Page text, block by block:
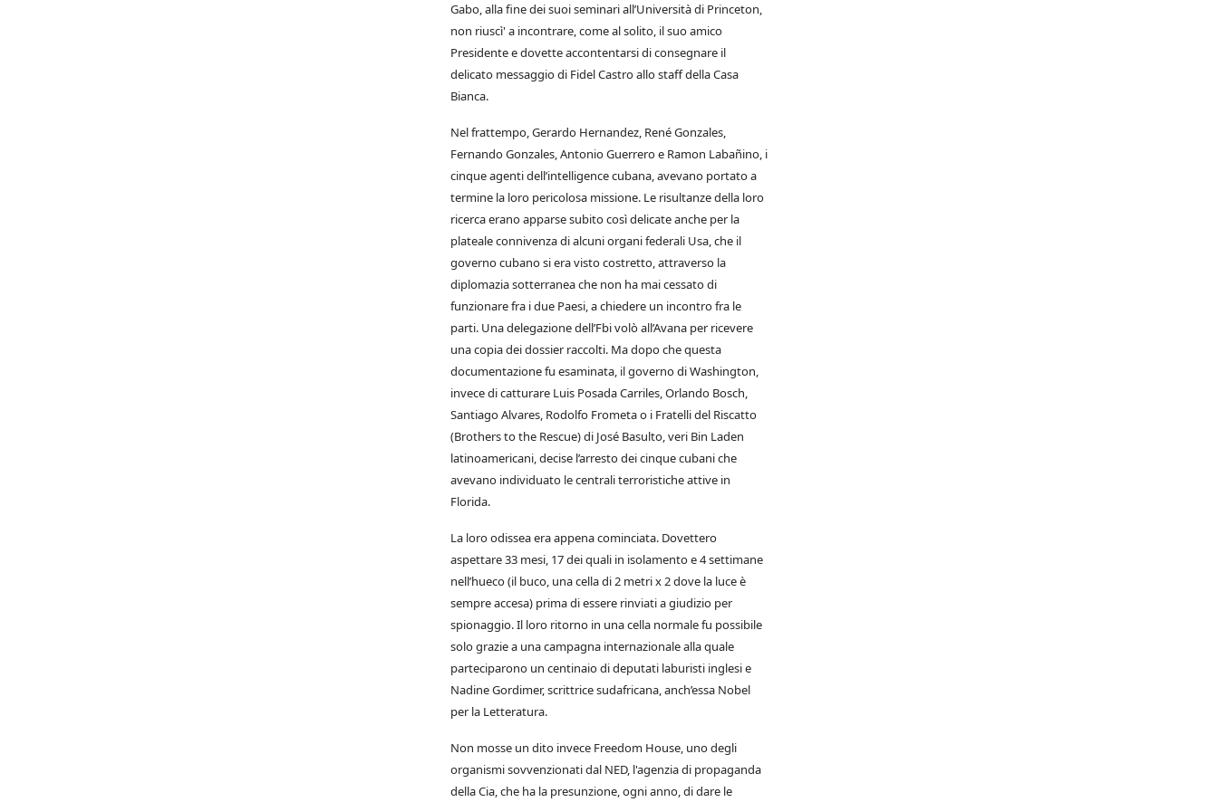
Gabo, alla fine dei suoi seminari all’Università di Princeton,
non riuscì' a incontrare, come al solito, il suo amico
Presidente e dovette accontentarsi di consegnare il
delicato messaggio di Fidel Castro allo staff della Casa
Bianca.
Nel frattempo, Gerardo Hernandez, René Gonzales,
Fernando Gonzales, Antonio Guerrero e Ramon Labañino, i
cinque agenti dell’intelligence cubana, avevano portato a
termine la loro pericolosa missione. Le risultanze della loro
ricerca erano apparse subito così delicate anche per la
plateale connivenza di alcuni organi federali Usa, che il
governo cubano si era visto costretto, attraverso la
diplomazia sotterranea che non ha mai cessato di
funzionare fra i due Paesi, a chiedere un incontro fra le
parti. Una delegazione dell’Fbi volò all’Avana per ricevere
una copia dei dossier raccolti. Ma dopo che questa
documentazione fu esaminata, il governo di Washington,
invece di catturare Luis Posada Carriles, Orlando Bosch,
Santiago Alvares, Rodolfo Frometa o i Fratelli del Riscatto
(Brothers to the Rescue) di José Basulto, veri Bin Laden
latinoamericani, decise l’arresto dei cinque cubani che
avevano individuato le centrali terroristiche attive in
Florida.
La loro odissea era appena cominciata. Dovettero
aspettare 33 mesi, 17 dei quali in isolamento e 4 settimane
nell’hueco (il buco, una cella di 2 metri x 2 dove la luce è
sempre accesa) prima di essere rinviati a giudizio per
spionaggio. Il loro ritorno in una cella normale fu possibile
solo grazie a una campagna internazionale alla quale
parteciparono un centinaio di deputati laburisti inglesi e
Nadine Gordimer, scrittrice sudafricana, anch’essa Nobel
per la Letteratura.
Non mosse un dito invece Freedom House, uno degli
organismi sovvenzionati dal NED, l'agenzia di propaganda
della Cia, che ha la presunzione, ogni anno, di dare le